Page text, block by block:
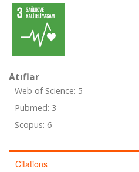
Atıflar
Web of Science: 5
Pubmed: 3
Scopus: 6
Citations